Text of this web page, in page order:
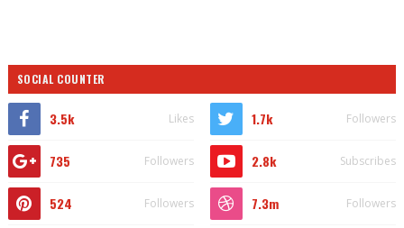
SOCIAL COUNTER
3.5k Likes 1.7k Followers
735 Followers 2.8k Subscribes
524 Followers 7.3m Followers